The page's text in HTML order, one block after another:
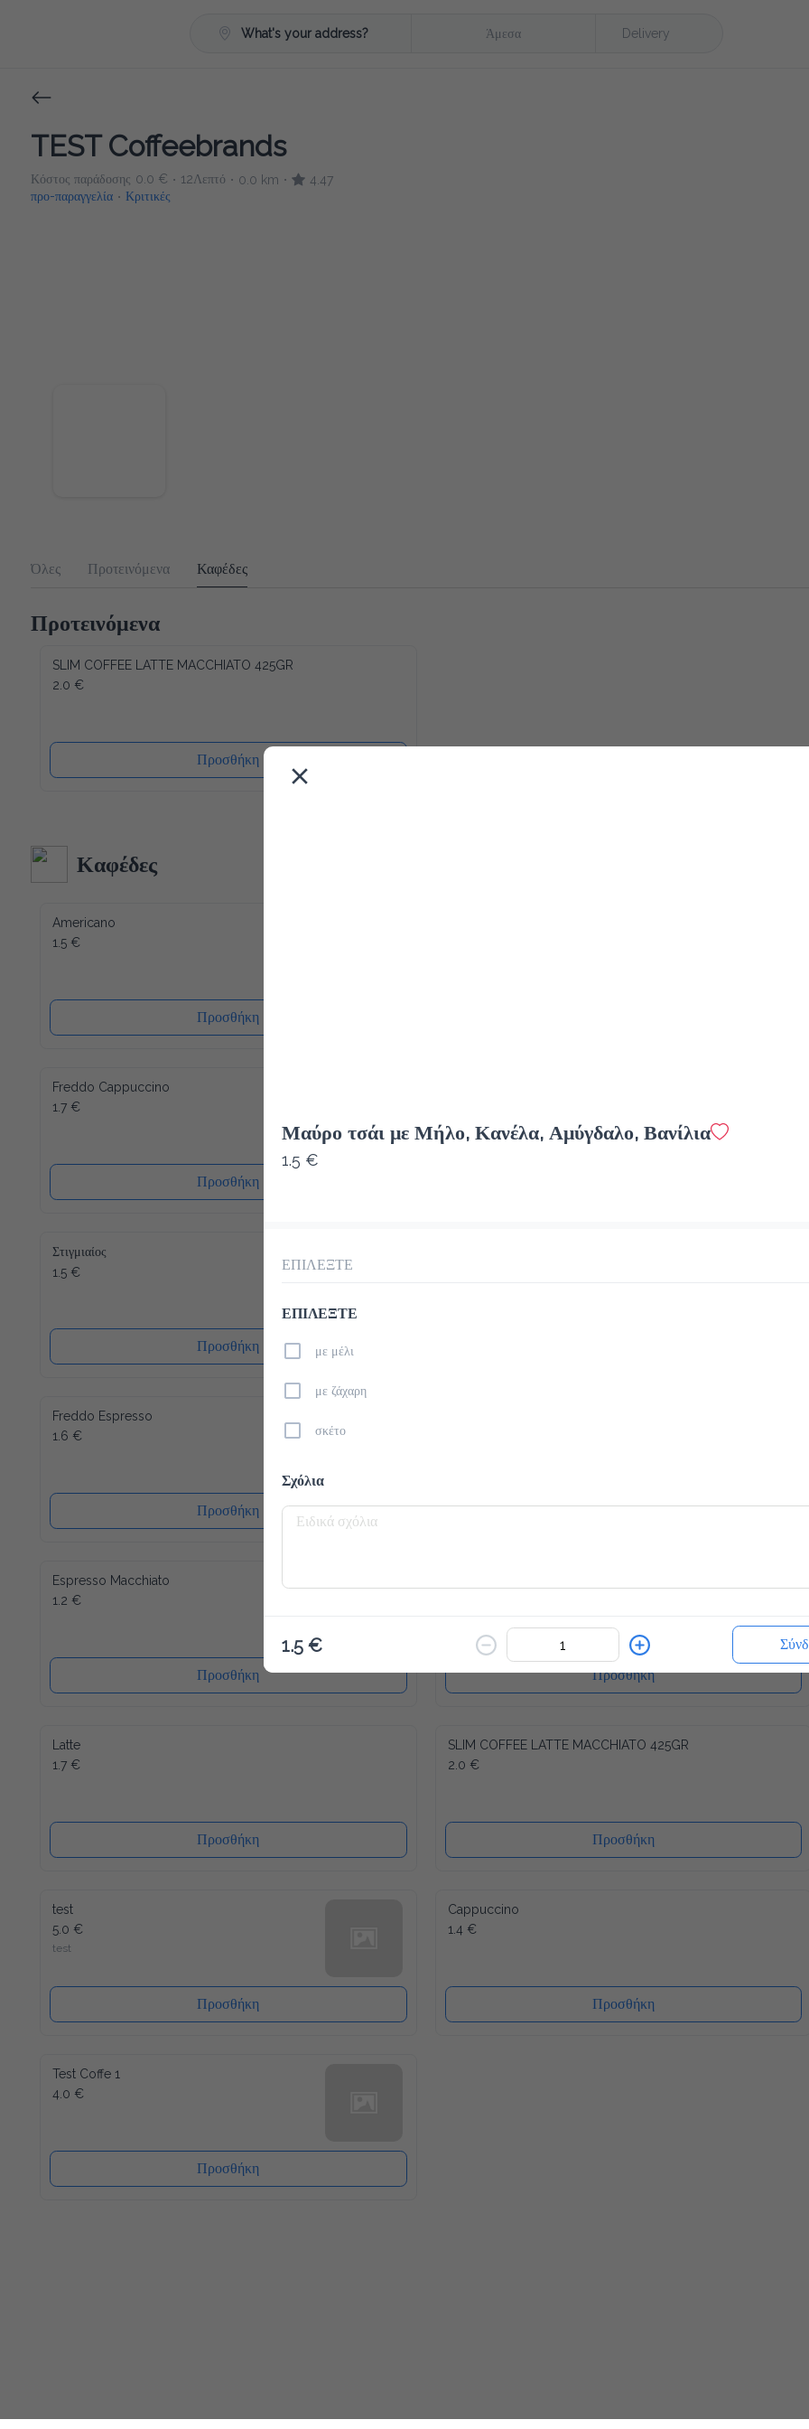
What's your address? Άμεσα Delivery
TEST Coffeebrands
Κόστος παράδοσης 0.0 € • 12Λεπτό • 0.0 km •
4.47
προ-παραγγελία • Κριτικές
Όλες Προτεινόμενα Καφέδες
Προτεινόμενα
SLIM COFFEE LATTE MACCHIATO 425GR
2.0 €
Προσθήκη
Καφέδες
Americano
1.5 €
Προσθήκη
Freddo Cappuccino
1.7 €
Προσθήκη
Στιγμιαίος
1.5 €
Προσθήκη
Freddo Espresso
1.6 €
Προσθήκη Προσθήκη
Espresso Macchiato
1.2 €
Προσθήκη Προσθήκη
Latte
1.7 €
Προσθήκη
SLIM COFFEE LATTE MACCHIATO 425GR
2.0 €
Προσθήκη
test
5.0 €
test
Προσθήκη
Cappuccino
1.4 €
Προσθήκη
Test Coffe 1
4.0 €
Προσθήκη
Μαύρο τσάι με Μήλο, Κανέλα, Αμύγδαλο, Βανίλια
1.5 €
ΕΠΙΛΕΞΤΕ
ΕΠΙΛΕΞΤΕ
με μέλι
με ζάχαρη
σκέτο
Σχόλια
1.5 €